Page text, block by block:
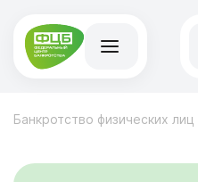
Банкротство физических лиц